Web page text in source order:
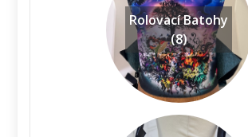
Rolovací Batohy
(8)